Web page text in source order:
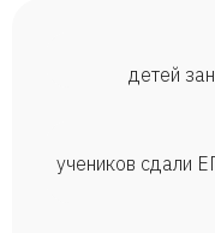
детей
учеников сдали